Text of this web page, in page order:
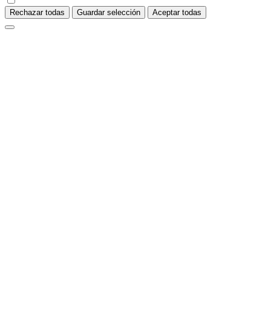
Rechazar todas Guardar selección Aceptar todas